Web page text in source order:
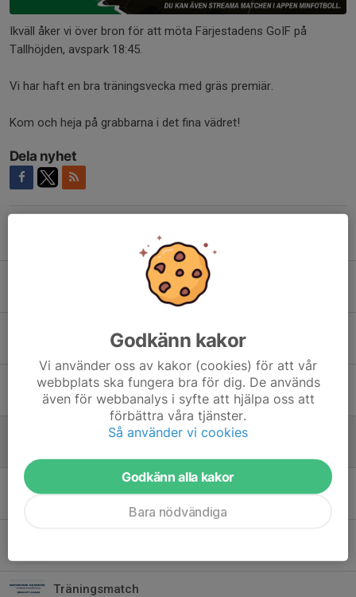
Ikväll åker vi över bron för att möta Färjestadens GoIF på
Tallhöjden, avspark 18:45.
Vi har haft en bra träningsvecka med gräs premiär.
Kom och heja på grabbarna i det fina vädret!
Dela nyhet
Tragisk händelse
Ny Match Ikväll
8 maj, 09:56 0
Hemmapremiär!
4 maj, 14:18 0
Härlig Fredags Match!
Smedby - Hossmo
Träningsmatch
Godkänn kakor
Vi använder oss av kakor (cookies) för att vår
webbplats ska fungera bra för dig. De används
även för webbanalys i syfte att hjälpa oss att
förbättra våra tjänster.
Så använder vi cookies
Godkänn alla kakor
Bara nödvändiga